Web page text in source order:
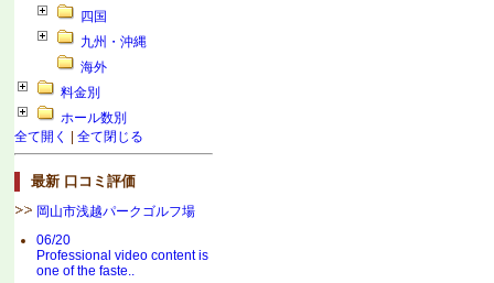
四国
九州・沖縄
海外
料金別
ホール数別
全て開く
全て閉じる
最新 口コミ評価
岡山市浅越パークゴルフ場
06/20
Professional video content is
one of the faste..